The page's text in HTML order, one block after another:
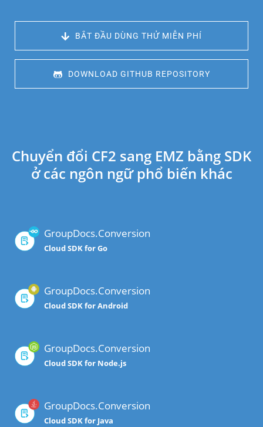
BẮT ĐẦU DÙNG THỬ MIỄN PHÍ
DOWNLOAD GITHUB REPOSITORY
Chuyển đổi CF2 sang EMZ bằng SDK
ở các ngôn ngữ phổ biến khác
GroupDocs.Conversion
Cloud SDK for Go
GroupDocs.Conversion
Cloud SDK for Android
GroupDocs.Conversion
Cloud SDK for Node.js
GroupDocs.Conversion
Cloud SDK for Java